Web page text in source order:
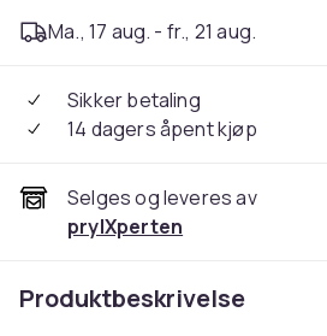
Ma., 17 aug. - fr., 21 aug.
Sikker betaling
14 dagers åpent kjøp
Selges og leveres av
prylXperten
Produktbeskrivelse